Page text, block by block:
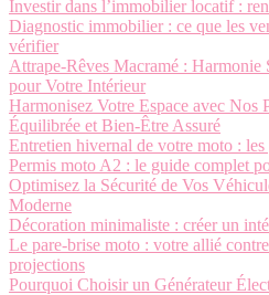
Investir dans l’immobilier locatif :
Diagnostic immobilier : ce que les
vérifier
Attrape-Rêves Macramé :
pour Votre Intérieur
Harmonisez Votre Espace avec Nos
Équilibrée et Bien-Être Assuré
Entretien hivernal de votre moto : les
Permis moto A2 : le guide complet
Optimisez la Sécurité de Vos
Moderne
Décoration minimaliste : créer un
Le pare-brise moto : votre allié
projections
Pourquoi Choisir un Générateur